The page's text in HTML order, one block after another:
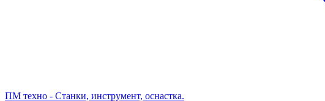
ПМ техно - Станки, инструмент, оснастка.